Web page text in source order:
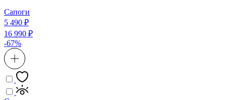
Сапоги
5 490 ₽
16 990 ₽
-67%